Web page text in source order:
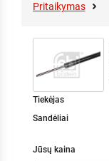
Pritaikymas
Tiekėjas
Sandėliai
Jūsų kaina